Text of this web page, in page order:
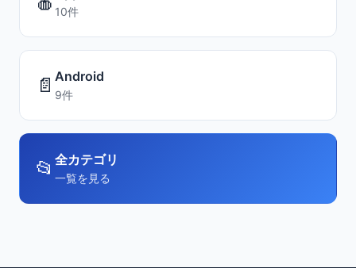
10件
📄 Android
9件
📂 全カテゴリ
一覧を見る